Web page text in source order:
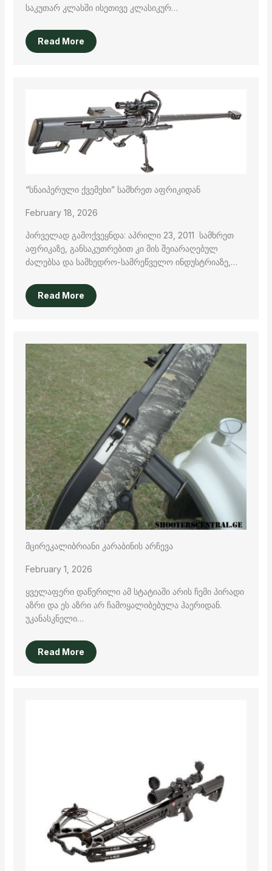
საკუთარ კლასში ისეთივე კლასიკურ…
Read More
“სნაიპერული ქვემეხი” სამხრეთ აფრიკიდან
February 18, 2026
პირველად გამოქვეყნდა: აპრილი 23, 2011 სამხრეთ
აფრიკაზე, განსაკუთრებით კი მის შეიარაღებულ
ძალებსა და სამხედრო-სამრეწველო ინდუსტრიაზე,…
Read More
მცირეკალიბრიანი კარაბინის არჩევა
February 1, 2026
ყველაფერი დაწერილი ამ სტატიაში არის ჩემი პირადი
აზრი და ეს აზრი არ ჩამოყალიბებულა ჰაერიდან.
უკანასკნელი…
Read More